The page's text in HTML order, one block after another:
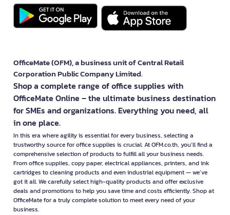
OfficeMate (OFM), a business unit of Central Retail
Corporation Public Company Limited.
Shop a complete range of office supplies with
OfficeMate Online – the ultimate business destination
for SMEs and organizations. Everything you need, all
in one place.
In this era where agility is essential for every business, selecting a
trustworthy source for office supplies is crucial. At OFM.co.th, you’ll find a
comprehensive selection of products to fulfill all your business needs.
From office supplies, copy paper, electrical appliances, printers, and ink
cartridges to cleaning products and even industrial equipment — we’ve
got it all. We carefully select high-quality products and offer exclusive
deals and promotions to help you save time and costs efficiently. Shop at
OfficeMate for a truly complete solution to meet every need of your
business.